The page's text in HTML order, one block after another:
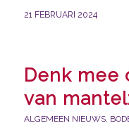
21 FEBRUARI 2024
Denk mee
van
ALGEMEEN NIEUWS,